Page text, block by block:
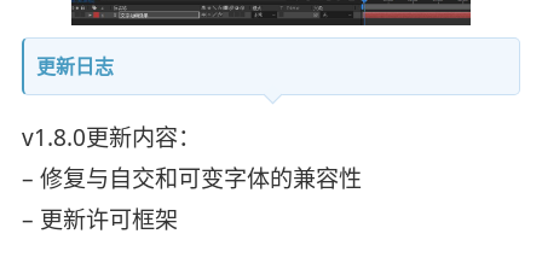
更新日志
v1.8.0更新内容：
– 修复与自交和可变字体的兼容性
– 更新许可框架